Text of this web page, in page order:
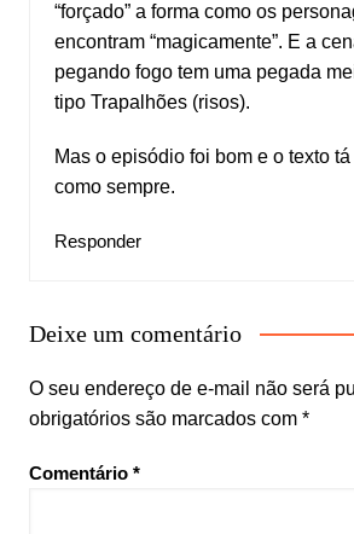
“forçado” a forma como os
encontram “magicamente”. E a
pegando fogo tem uma pegada
tipo Trapalhões (risos).
Mas o episódio foi bom e o texto
como sempre.
Responder
Deixe um comentário
O seu endereço de e-mail não será
obrigatórios são marcados com *
Comentário *